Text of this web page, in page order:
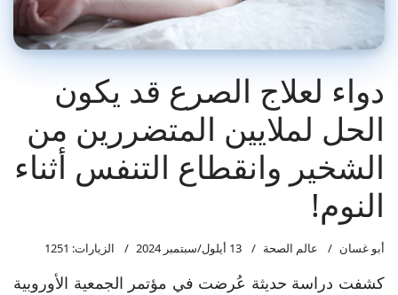
دواء لعلاج الصرع قد يكون
الحل لملايين المتضررين من
الشخير وانقطاع التنفس أثناء
النوم!
أبو غسان عالم الصحة 13 أيلول/سبتمبر 2024 الزيارات: 1251
كشفت دراسة حديثة عُرضت في مؤتمر الجمعية الأوروبية